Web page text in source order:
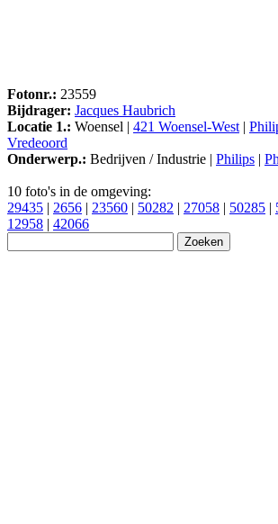
Fotonr.: 23559
Bijdrager: Jacques Haubrich
Locatie 1.: Woensel | 421 Woensel-West |
Vredeoord
Onderwerp.: Bedrijven / Industrie | Philips |
10 foto's in de omgeving:
29435 | 2656 | 23560 | 50282 | 27058 | 50285 |
12958 | 42066